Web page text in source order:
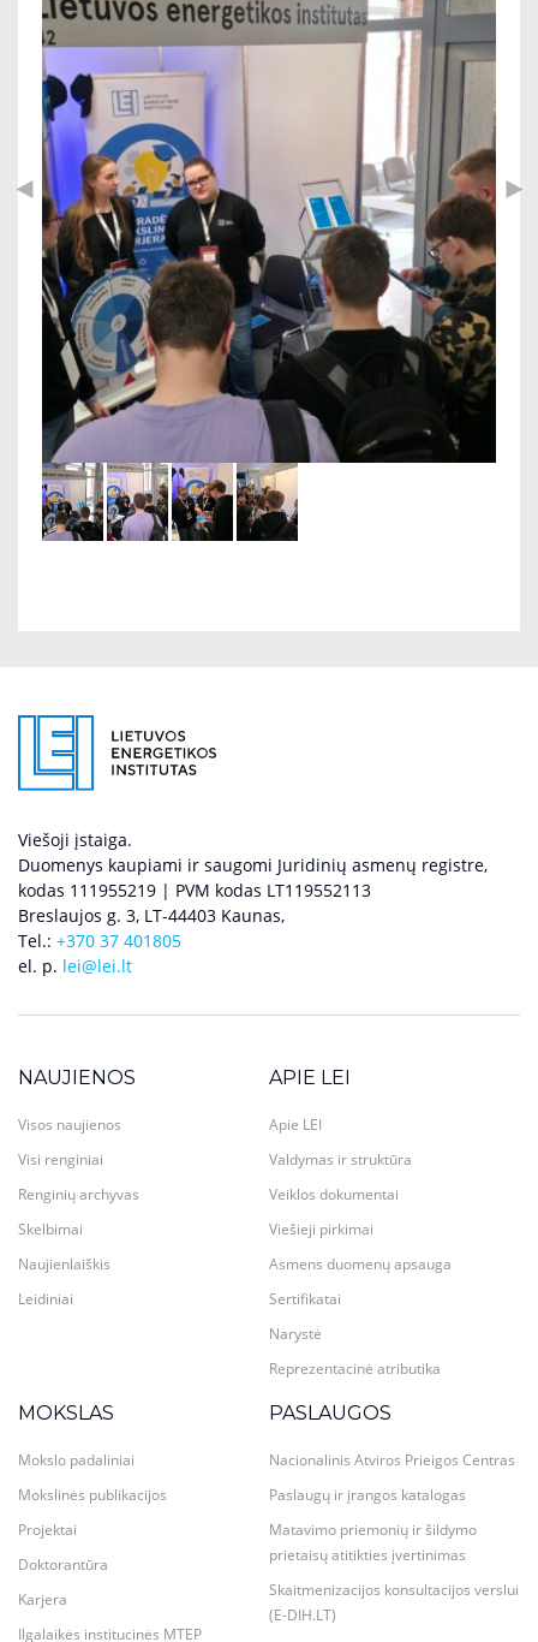
Viešoji įstaiga.
Duomenys kaupiami ir saugomi Juridinių asmenų registre,
kodas 111955219 | PVM kodas LT119552113
Breslaujos g. 3, LT-44403 Kaunas,
Tel.: +370 37 401805
el. p. lei@lei.lt
NAUJIENOS
Visos naujienos
Visi renginiai
Renginių archyvas
Skelbimai
Naujienlaiškis
Leidiniai
APIE LEI
Apie LEI
Valdymas ir struktūra
Veiklos dokumentai
Viešieji pirkimai
Asmens duomenų apsauga
Sertifikatai
Narystė
Reprezentacinė atributika
MOKSLAS
Mokslo padaliniai
Mokslinės publikacijos
Projektai
Doktorantūra
Karjera
Ilgalaikės institucinės MTEP
PASLAUGOS
Nacionalinis Atviros Prieigos Centras
Paslaugų ir įrangos katalogas
Matavimo priemonių ir šildymo
prietaisų atitikties įvertinimas
Skaitmenizacijos konsultacijos verslui
(E-DIH.LT)